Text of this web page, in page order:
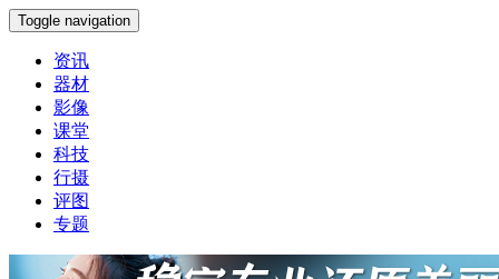
Toggle navigation
资讯
器材
影像
课堂
科技
行摄
评图
专题